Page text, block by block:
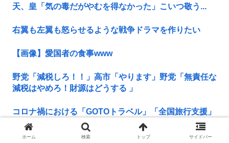
天、皇「気の毒だがやむを得なかった」こいつ敬う...
右翼も左翼も怒らせるような戦争ドラマを作りたい
【画像】愛国者の食事www
野党「減税しろ！！」高市「やります」野党「無責任な
減税はやめろ！財源はどうする 」
コロナ禍における「GOTOトラベル」「全国旅行支援」
の思い出
ホーム 検索 トップ サイドバー